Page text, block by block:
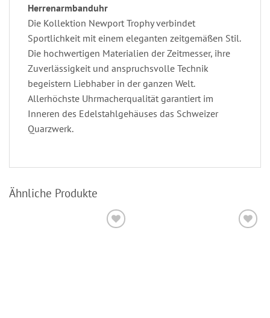
Herrenarmbanduhr
Die Kollektion Newport Trophy verbindet
Sportlichkeit mit einem eleganten zeitgemäßen Stil.
Die hochwertigen Materialien der Zeitmesser, ihre
Zuverlässigkeit und anspruchsvolle Technik
begeistern Liebhaber in der ganzen Welt.
Allerhöchste Uhrmacherqualität garantiert im
Inneren des Edelstahlgehäuses das Schweizer
Quarzwerk.
Ähnliche Produkte